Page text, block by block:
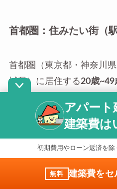
首都圏：住みたい街（
首都圏（東京都・神奈川
城県）に居住する20歳~49
圏版」によると、住みた
以下の通りです。
1位：横浜
アパート
建築費は
初期費用やローン返済を
無料 建築費をセ